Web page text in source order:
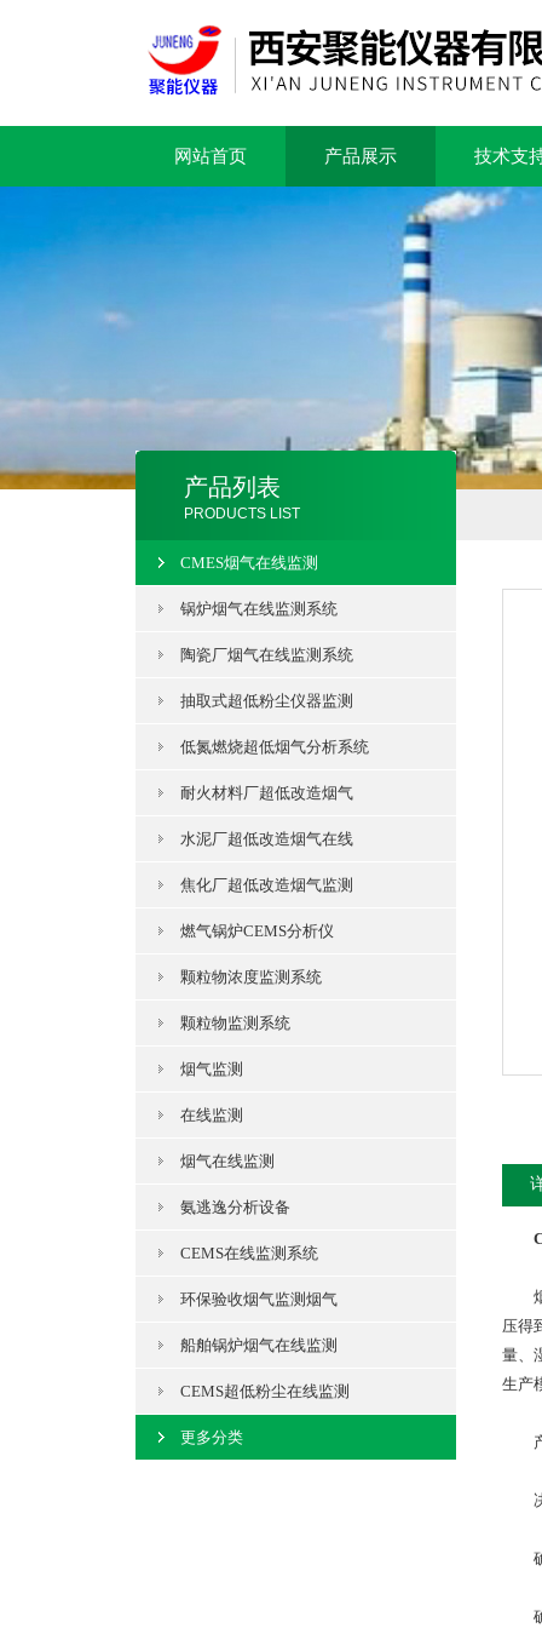
网站首页 产品展示 技术支
产品列表
PRODUCTS LIST
CMES烟气在线监测
锅炉烟气在线监测系统
陶瓷厂烟气在线监测系统
抽取式超低粉尘仪器监测
低氮燃烧超低烟气分析系统
耐火材料厂超低改造烟气
水泥厂超低改造烟气在线
焦化厂超低改造烟气监测
燃气锅炉CEMS分析仪
颗粒物浓度监测系统
颗粒物监测系统
烟气监测
在线监测
烟气在线监测
氨逃逸分析设备
CEMS在线监测系统
环保验收烟气监测烟气
船舶锅炉烟气在线监测
CEMS超低粉尘在线监测
更多分类
烟
压得
量、
生产
产
决
确
确